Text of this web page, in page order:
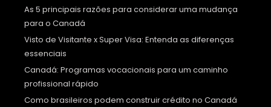
As 5 principais razões para considerar uma mudança
para o Canadá
Visto de Visitante x Super Visa: Entenda as diferenças
essenciais
Canadá: Programas vocacionais para um caminho
profissional rápido
Como brasileiros podem construir crédito no Canadá